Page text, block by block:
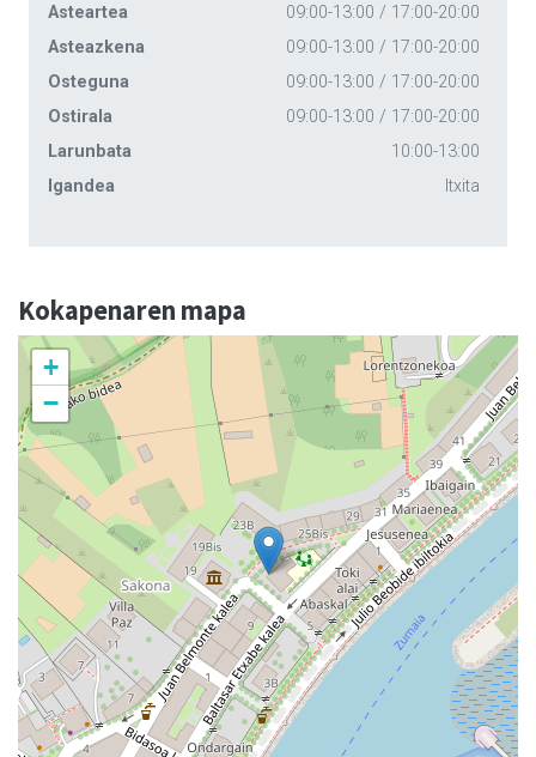
Asteartea
09:00-13:00 / 17:00-20:00
Asteazkena
09:00-13:00 / 17:00-20:00
Osteguna
09:00-13:00 / 17:00-20:00
Ostirala
09:00-13:00 / 17:00-20:00
Larunbata
10:00-13:00
Igandea
Itxita
Kokapenaren mapa
+
−